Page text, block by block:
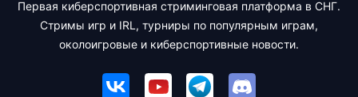
Первая киберспортивная стриминговая платформа в СНГ.
Стримы игр и IRL, турниры по популярным играм,
околоигровые и киберспортивные новости.